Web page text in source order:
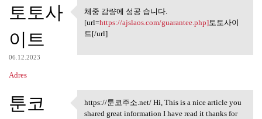
토토사
이트
06.12.2023
Adres
체중 감량에 성공 습니다.
체중 감량에 성공 습니다.
[url=https://ajslaos.com/guarantee.php]토토사이
트[/url]
툰코 https://툰코주소.net/ Hi, This is
https://툰코주소.net/ Hi, This is a nice article you
shared great information I have read it thanks for